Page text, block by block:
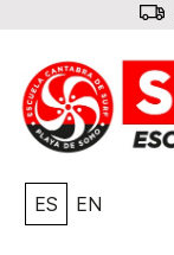
ES EN